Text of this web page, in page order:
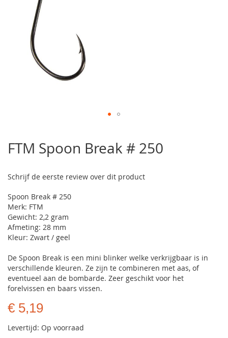
het
begin
de
gallerij
FTM Spoon Break # 250
Schrijf de eerste review over dit product
Spoon Break # 250
Merk: FTM
Gewicht: 2,2 gram
Afmeting: 28 mm
Kleur: Zwart / geel
De Spoon Break is een mini blinker welke verkrijgbaar is in
verschillende kleuren. Ze zijn te combineren met aas, of
eventueel aan de bombarde. Zeer geschikt voor het
forelvissen en baars vissen.
€ 5,19
Levertijd: Op voorraad